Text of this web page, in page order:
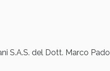
S.A.S. del Dott. Marco